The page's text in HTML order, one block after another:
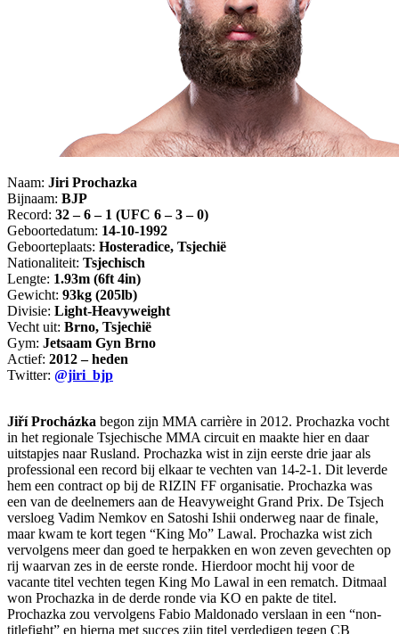
Naam: Jiri Prochazka
Bijnaam: BJP
Record: 32 – 6 – 1 (UFC 6 – 3 – 0)
Geboortedatum: 14-10-1992
Geboorteplaats: Hosteradice, Tsjechië
Nationaliteit: Tsjechisch
Lengte: 1.93m (6ft 4in)
Gewicht: 93kg (205lb)
Divisie: Light-Heavyweight
Vecht uit: Brno, Tsjechië
Gym: Jetsaam Gyn Brno
Actief: 2012 – heden
Twitter: @jiri_bjp
Jiří Procházka begon zijn MMA carrière in 2012. Prochazka vocht
in het regionale Tsjechische MMA circuit en maakte hier en daar
uitstapjes naar Rusland. Prochazka wist in zijn eerste drie jaar als
professional een record bij elkaar te vechten van 14-2-1. Dit leverde
hem een contract op bij de RIZIN FF organisatie. Prochazka was
een van de deelnemers aan de Heavyweight Grand Prix. De Tsjech
versloeg Vadim Nemkov en Satoshi Ishii onderweg naar de finale,
maar kwam te kort tegen “King Mo” Lawal. Prochazka wist zich
vervolgens meer dan goed te herpakken en won zeven gevechten op
rij waarvan zes in de eerste ronde. Hierdoor mocht hij voor de
vacante titel vechten tegen King Mo Lawal in een rematch. Ditmaal
won Prochazka in de derde ronde via KO en pakte de titel.
Prochazka zou vervolgens Fabio Maldonado verslaan in een “non-
titlefight” en hierna met succes zijn titel verdedigen tegen CB